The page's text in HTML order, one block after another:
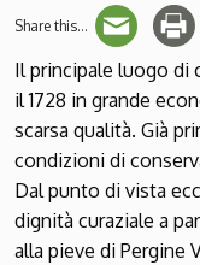
Share this...
Il principale luogo di
il 1728 in grande
scarsa qualità. Già
condizioni di
Dal punto di vista
dignità curaziale a
alla pieve di Pergine